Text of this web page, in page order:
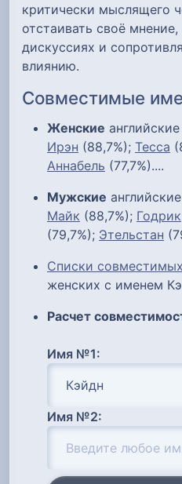
критически мыслящего
отстаивать своё
дискуссиях и
влиянию.
Совместимые
Женские
Ирэн (88,7%); Тесса
Аннабель (77,7%)....
Мужские
Майк (88,7%); Годрик
(79,7%); Этельстан
Списки
женских с именем
Расчет
Имя №1:
Имя №2: